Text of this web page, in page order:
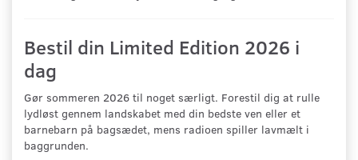
Bestil din Limited Edition 2026 i
dag
Gør sommeren 2026 til noget særligt. Forestil dig at rulle
lydløst gennem landskabet med din bedste ven eller et
barnebarn på bagsædet, mens radioen spiller lavmælt i
baggrunden.